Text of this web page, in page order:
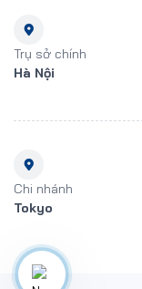
Trụ sở chính
Hà Nội
Chi nhánh
Tokyo